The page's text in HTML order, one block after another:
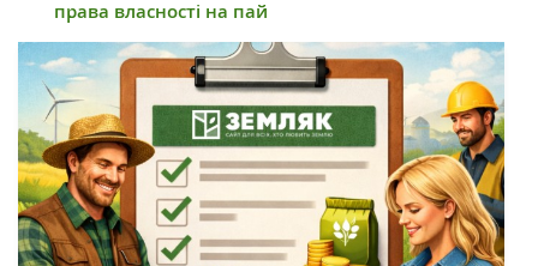
права власності на пай